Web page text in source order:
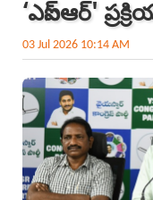
‘ఎస్ఐఆర్'
03 Jul 2026 10:14 AM